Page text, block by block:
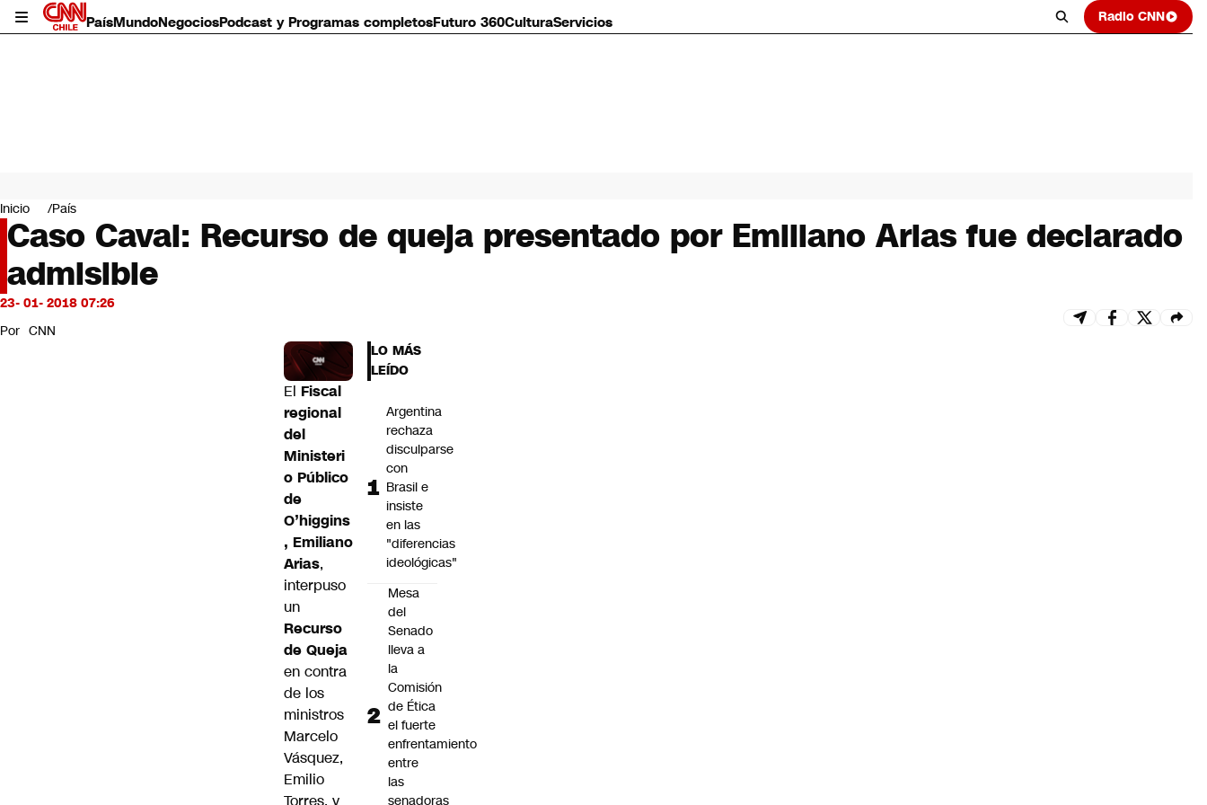
PaísMundoNegociosPodcast y Programas completosFuturo 360CulturaServicios Radio CNN
Mundo
Negocios
Deportes
Programas completos
Cultura
Servicios
Bits
CNN Data
Inicio País
Caso Caval: Recurso de queja presentado por Emiliano Arias fue declarado
admisible
23- 01- 2018 07:26
Por CNN
El Fiscal
regional
del
Ministeri
o Público
de
O’higgins
, Emiliano
Arias,
interpuso
un
Recurso
de Queja
en contra
de los
ministros
Marcelo
Vásquez,
Emilio
Torres, y
LO MÁS
LEÍDO
Argentina
rechaza
disculparse
con
Brasil e
insiste
en las
"diferencias
ideológicas"
Mesa
del
Senado
lleva a
la
Comisión
de Ética
el fuerte
enfrentamiento
entre
las
senadoras